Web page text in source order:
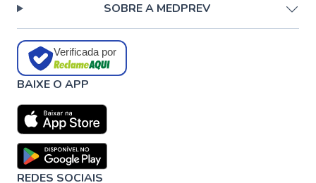
SOBRE A MEDPREV
Verificada por
BAIXE O APP
REDES SOCIAIS